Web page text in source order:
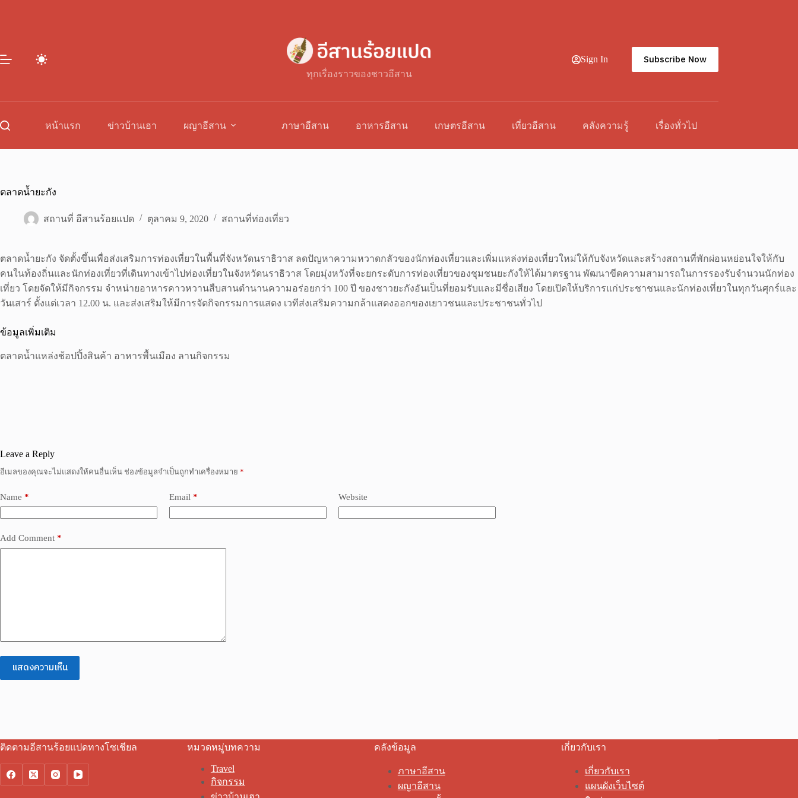
ทุกเรื่องราวของชาวอีสาน
Sign In Subscribe Now
หน้าแรก ข่าวบ้านเฮา ผญาอีสาน ภาษาอีสาน อาหารอีสาน เกษตรอีสาน เที่ยวอีสาน คลังความรู้ เรื่องทั่วไป
ตลาดน้ำยะกัง
สถานที่ อีสานร้อยแปด ตุลาคม 9, 2020 สถานที่ท่องเที่ยว
ตลาดน้ำยะกัง จัดตั้งขึ้นเพื่อส่งเสริมการท่องเที่ยวในพื้นที่จังหวัดนราธิวาส ลดปัญหาความหวาดกลัวของนักท่องเที่ยวและเพิ่มแหล่งท่องเที่ยวใหม่ให้กับจังหวัดและสร้างสถานที่พักผ่อนหย่อนใจให้กับ
คนในท้องถิ่นและนักท่องเที่ยวที่เดินทางเข้าไปท่องเที่ยวในจังหวัดนราธิวาส โดยมุ่งหวังที่จะยกระดับการท่องเที่ยวของชุมชนยะกังให้ได้มาตรฐาน พัฒนาขีดความสามารถในการรองรับจำนวนนักท่อง
เที่ยว โดยจัดให้มีกิจกรรม จำหน่ายอาหารคาวหวานสืบสานตำนานความอร่อยกว่า 100 ปี ของชาวยะกังอันเป็นที่ยอมรับและมีชื่อเสียง โดยเปิดให้บริการแก่ประชาชนและนักท่องเที่ยวในทุกวันศุกร์และ
วันเสาร์ ตั้งแต่เวลา 12.00 น. และส่งเสริมให้มีการจัดกิจกรรมการแสดง เวทีส่งเสริมความกล้าแสดงออกของเยาวชนและประชาชนทั่วไป
ข้อมูลเพิ่มเติม
ตลาดน้ำแหล่งช้อปปิ้งสินค้า อาหารพื้นเมือง ลานกิจกรรม
Leave a Reply
อีเมลของคุณจะไม่แสดงให้คนอื่นเห็น ช่องข้อมูลจำเป็นถูกทำเครื่องหมาย *
Name * Email * Website
Add Comment *
แสดงความเห็น
ติดตามอีสานร้อยแปดทางโซเชียล หมวดหมู่บทความ
Travel
กิจกรรม
คลังข้อมูล
ภาษาอีสาน
ผญาอีสาน
เกี่ยวกับเรา
เกี่ยวกับเรา
แผนผังเว็บไซต์